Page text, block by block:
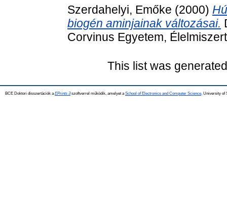
Szerdahelyi, Emőke (2000)
biogén aminjainak változásai.
Corvinus Egyetem,
This list was
BCE Doktori disszertációk a EPrints 3szoftverrel működik, amelyet a School of Electronics and Computer Science, University of